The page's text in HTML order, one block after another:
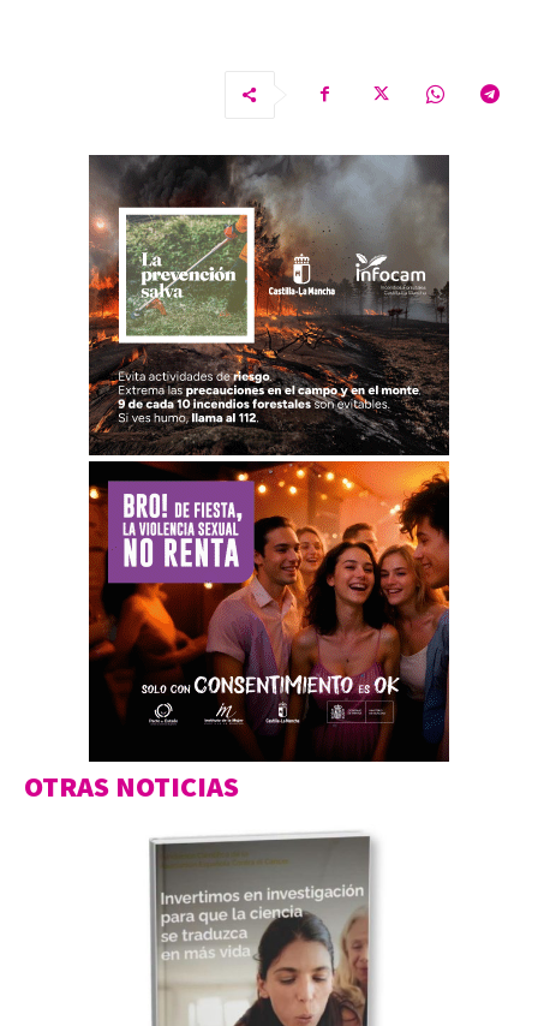
OTRAS NOTICIAS